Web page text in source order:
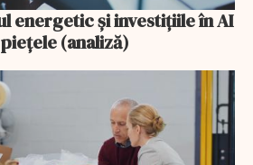
energetic și investițiile în AI
(analiză)